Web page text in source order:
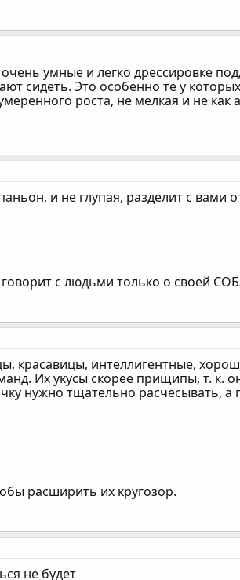
умные и легко дрессировке
сидеть. Это особенно те у
роста, не мелкая и не как
и не глупая, разделит с вами
с людьми только о своей
красавицы, интеллигентные,
Их укусы скорее прищипы, т. к.
нужно тщательно расчёсывать, а
расширить их кругозор.
не будет